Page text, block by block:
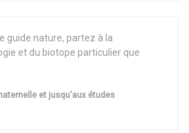
guide nature, partez à la
et du biotope particulier que
et jusqu'aux études